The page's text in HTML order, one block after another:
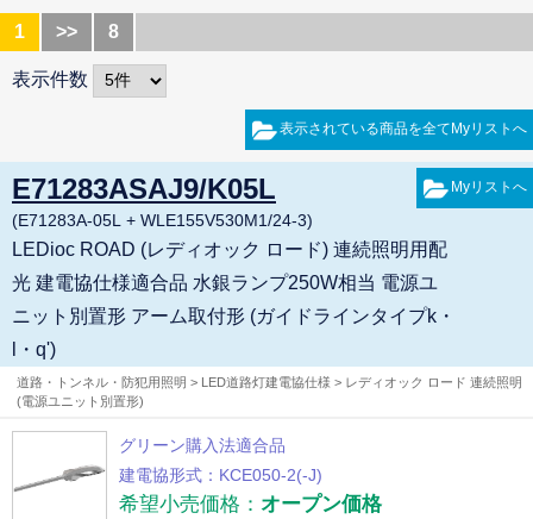
1 >> 8
表示件数
E71283ASAJ9/K05L
(E71283A-05L + WLE155V530M1/24-3)
LEDioc ROAD (レディオック ロード) 連続照明用配
光 建電協仕様適合品 水銀ランプ250W相当 電源ユ
ニット別置形 アーム取付形 (ガイドラインタイプk・
l・q')
道路・トンネル・防犯用照明 > LED道路灯建電協仕様 > レディオック ロード 連続照明
(電源ユニット別置形)
グリーン購入法適合品
建電協形式：KCE050-2(-J)
希望小売価格： オープン価格